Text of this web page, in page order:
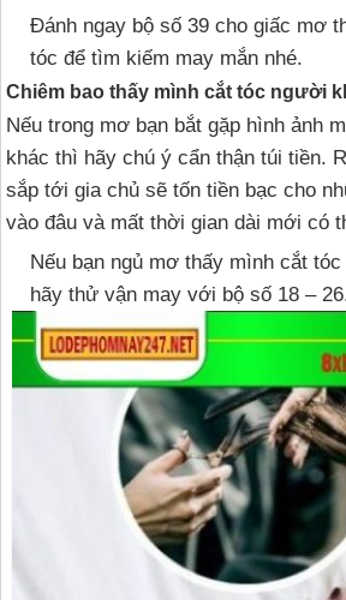
Đánh ngay bộ số 39 cho giấc mơ
tóc để tìm kiếm may mắn nhé.
Chiêm bao thấy mình cắt tóc người
Nếu trong mơ bạn bắt gặp hình ảnh
khác thì hãy chú ý cẩn thận túi tiền.
sắp tới gia chủ sẽ tốn tiền bạc cho
vào đâu và mất thời gian dài mới có
Nếu bạn ngủ mơ thấy mình cắt
hãy thử vận may với bộ số 18 –